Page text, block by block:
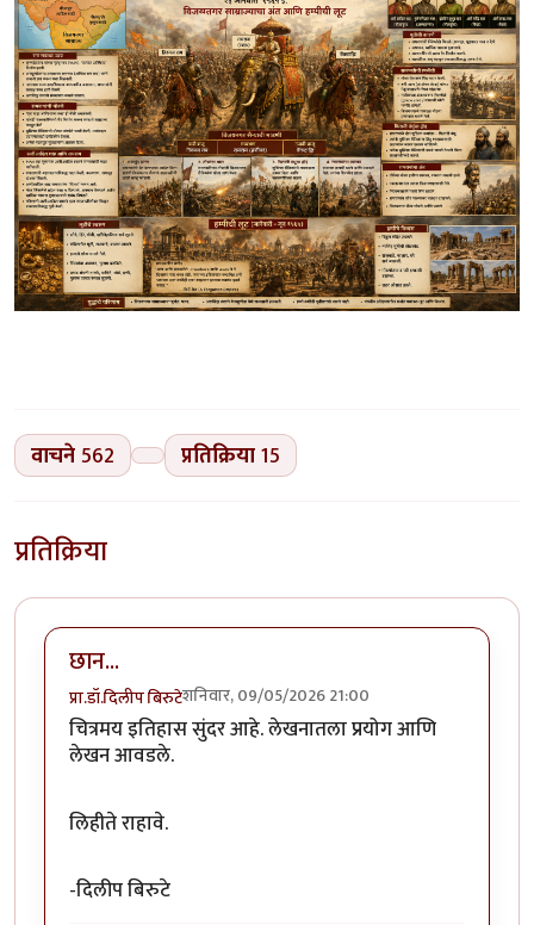
वाचने562 प्रतिक्रिया15
प्रतिक्रिया
छान...
प्रा.डॉ.दिलीप बिरुटेशनिवार, 09/05/2026 21:00
चित्रमय इतिहास सुंदर आहे. लेखनातला प्रयोग आणि
लेखन आवडले.
लिहीते राहावे.
-दिलीप बिरुटे